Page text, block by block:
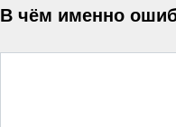
В чём именно